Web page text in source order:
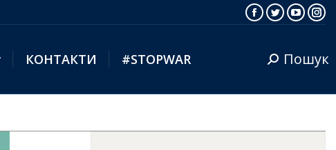
Facebook
Twitter
КОНТАКТИ #STOPWAR Search:Пошук